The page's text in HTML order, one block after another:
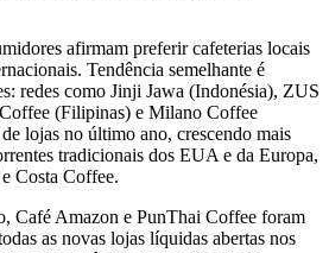
afirmam preferir cafeterias locais
Tendência semelhante é
redes como Jinji Jawa (Indonésia), ZUS
(Filipinas) e Milano Coffee
lojas no último ano, crescendo mais
tradicionais dos EUA e da Europa,
Costa Coffee.
Café Amazon e PunThai Coffee foram
as novas lojas líquidas abertas nos